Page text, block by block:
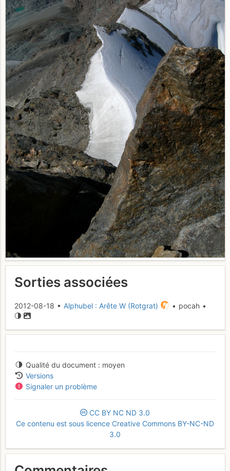
Sorties associées
2012-08-18 • Alphubel : Arête W (Rotgrat) • pocah •
Qualité du document
moyen
Versions
Signaler un problème
CC BY NC ND 3.0
Ce contenu est sous licence Creative Commons BY-NC-ND
3.0